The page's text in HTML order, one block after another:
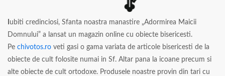
ubiti credinciosi, Sfanta noastra manastire „Adormirea Maicii
Domnului” a lansat un magazin online cu obiecte bisericesti.
Pe chivotos.ro veti gasi o gama variata de articole bisericesti de la
obiecte de cult folosite numai in Sf. Altar pana la icoane precum si
alte obiecte de cult ortodoxe. Produsele noastre provin din tari cu